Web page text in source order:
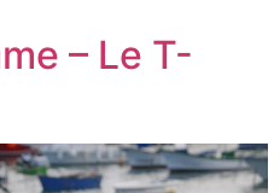
– Le T-